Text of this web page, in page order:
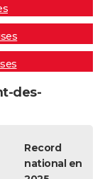
des-
Record
national en